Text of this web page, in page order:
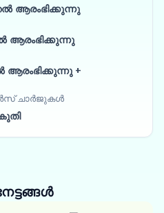
ആരംഭിക്കുന്നു
ആരംഭിക്കുന്നു
ആരംഭിക്കുന്നു +
ചാർജുകൾ